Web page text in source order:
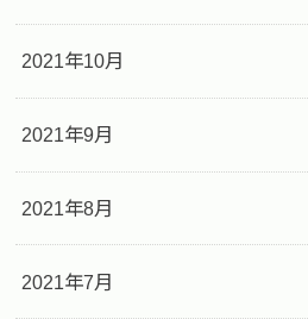
2021年10月
2021年9月
2021年8月
2021年7月